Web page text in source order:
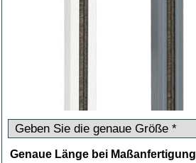
Genaue Länge bei Maßanfertigung